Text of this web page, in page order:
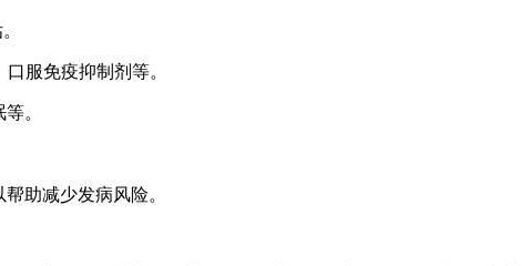
服免疫抑制剂等。
。
助减少发病风险。